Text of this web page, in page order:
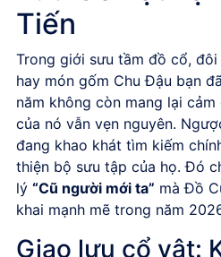
Tiến
Trong giới sưu tầm đồ cổ,
hay món gốm Chu Đậu bạn
năm không còn mang lại
của nó vẫn vẹn nguyên.
đang khao khát tìm kiếm
thiện bộ sưu tập của họ. Đó
lý “Cũ người mới ta” mà Đồ
khai mạnh mẽ trong năm
Giao lưu cổ vật: